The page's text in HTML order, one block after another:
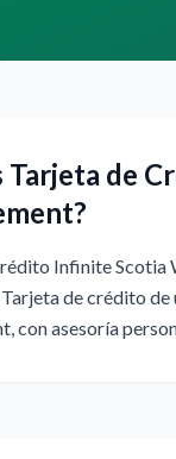
Tarjeta de
Infinite Scotia
de crédito
con asesoría